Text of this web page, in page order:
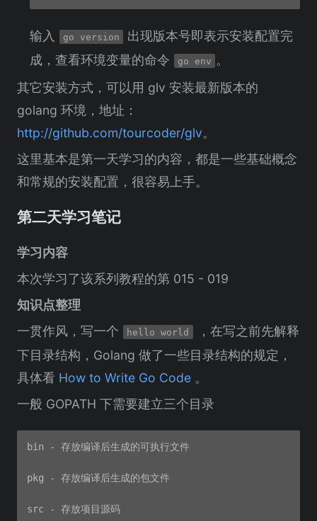
输入 go version
出现版本号即表示安装配置完
成，查看环境变量的命令
go env 。
其它安装方式，可以用 glv 安装最新版本的
golang 环境，地址：
http://github.com/tourcoder/glv。
这里基本是第一天学习的内容，都是一些基础概念
和常规的安装配置，很容易上手。
第二天学习笔记
学习内容
本次学习了该系列教程的第 015 - 019
知识点整理
一贯作风，写一个
hello world
，在写之前先解释
下目录结构，Golang 做了一些目录结构的规定，
具体看 How to Write Go Code 。
一般 GOPATH 下需要建立三个目录
bin - 存放编译后生成的可执行文件
pkg - 存放编译后生成的包文件